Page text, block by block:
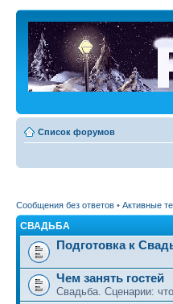
Список форумов
Сообщения без ответов • Активные
СВАДЬБА
Подготовка к
Чем занять гостей
Свадьба. Сценарии: